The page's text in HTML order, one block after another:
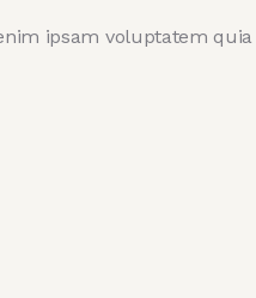
ipsam voluptatem